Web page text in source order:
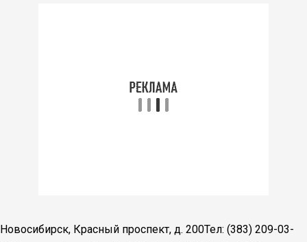
Новосибирск, Красный проспект, д. 200Тел: (383) 209-03-